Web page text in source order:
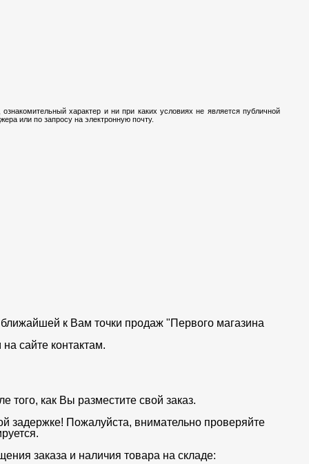
характер и ни при каких условиях не является публичной
или по запросу на электронную почту.
ближайшей к Вам точки продаж "Первого магазина
сайте контактам.
того, как Вы разместите свой заказ.
задержке! Пожалуйста, внимательно проверяйте
заказа и наличия товара на складе: